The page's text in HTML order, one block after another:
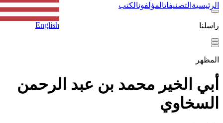
الرئيسية التصنيفاتالمؤلفونالكتب
راسلنا English
المظهر
أبي الخير محمد بن عبد الرحمن
السخاوي